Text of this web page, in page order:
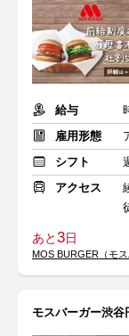
給与
雇用形態
シフト
アクセス
あと3日
MOS BURGER（モ
モスバーガー渋谷